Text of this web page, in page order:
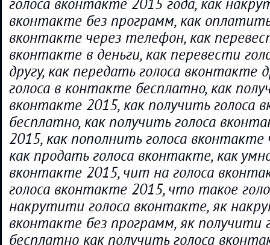
голоса вконтакте 2015 года, как
вконтакте без программ, как
вконтакте через телефон, как
вконтакте в деньги, как перевести
другу, как передать голоса вконтакте
голоса в контакте бесплатно, как
вконтакте 2015, как получить голоса
бесплатно, как получить голоса
2015, как пополнить голоса
как продать голоса вконтакте, как
вконтакте 2015, чит на голоса
голоса вконтакте 2015, что такое
накрутити голоса вконтакте, як
вконтакте без программ, як получити
бесплатно как получить голоса